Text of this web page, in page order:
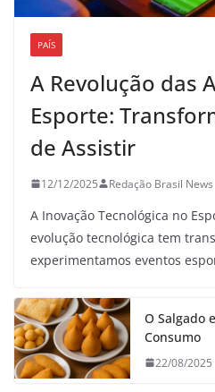
PAÍS
A Revolução das
Esporte:
de Assistir
12/12/2025 Redação Brasil News
A Inovação Tecnológica no
evolução tecnológica tem
experimentamos eventos
O Salgado
Consumo
22/08/2025